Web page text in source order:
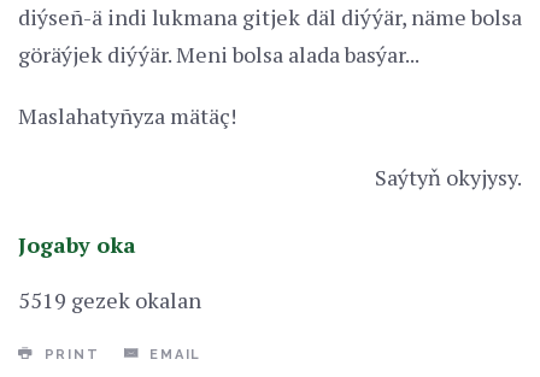
diýseñ-ä indi lukmana gitjek däl diýýär, näme bolsa
göräýjek diýýär. Meni bolsa alada basýar...
Maslahatyñyza mätäç!
Saýtyň okyjysy.
Jogaby oka
5519 gezek okalan
PRINT EMAIL